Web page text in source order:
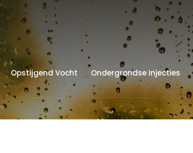
Opstijgend Vocht Ondergrondse Injecties